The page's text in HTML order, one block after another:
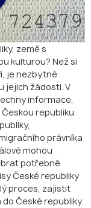
víza?
republice?
země s
kulturou? Než si
je nezbytné
jejich žádosti. V
informace,
republiku.
právníka
mohou
potřebné
České republiky
proces, zajistit
České republiky.